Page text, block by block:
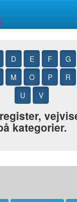
D E F G
M O P R
U
V
kategorier.